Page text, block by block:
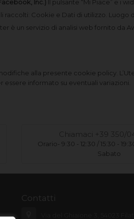
Inc.)
Il pulsante “Mi Piace” e i
Cookie e Dati di utilizzo. Luogo
è un servizio di analisi web fornito da
alla presente cookie policy.
informato su eventuali variazioni.
Chiamaci +39 350/
Orario- 9:30 - 12:30 / 15:30 -
Sabato
Contatti